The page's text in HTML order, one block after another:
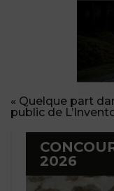
« Quelque part
public de
2026